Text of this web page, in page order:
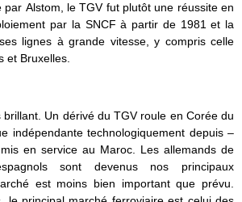
par Alstom, le TGV fut plutôt une réussite en
par la SNCF à partir de 1981 et la
lignes à grande vitesse, y compris celle
et Bruxelles.
brillant. Un dérivé du TGV roule en Corée du
indépendante technologiquement depuis –
en service au Maroc. Les allemands de
sont devenus nos principaux
est moins bien important que prévu.